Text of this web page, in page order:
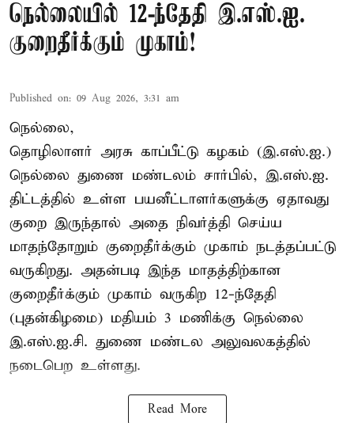
நெல்லையில் 12-ந்தேதி இ.எஸ்.ஐ.
குறைதீர்க்கும் முகாம்!
Published on: 09 Aug 2026, 3:31 am
நெல்லை,
தொழிலாளர் அரசு காப்பீட்டு கழகம் (இ.எஸ்.ஐ.)
நெல்லை துணை மண்டலம் சார்பில், இ.எஸ்.ஐ.
திட்டத்தில் உள்ள பயனீட்டாளர்களுக்கு ஏதாவது
குறை இருந்தால் அதை நிவர்த்தி செய்ய
மாதந்தோறும் குறைதீர்க்கும் முகாம் நடத்தப்பட்டு
வருகிறது. அதன்படி இந்த மாதத்திற்கான
குறைதீர்க்கும் முகாம் வருகிற 12-ந்தேதி
(புதன்கிழமை) மதியம் 3 மணிக்கு நெல்லை
இ.எஸ்.ஐ.சி. துணை மண்டல அலுவலகத்தில்
நடைபெற உள்ளது.
Read More